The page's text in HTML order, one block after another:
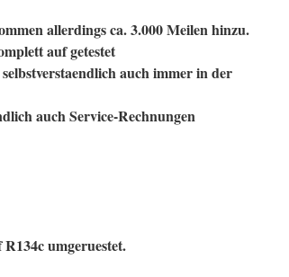
allerdings ca. 3.000 Meilen hinzu.
auf getestet
auch immer in der
auch Service-Rechnungen
umgeruestet.